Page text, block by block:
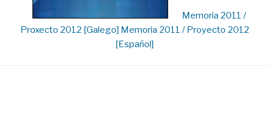
Memoria 2011 /
Proxecto 2012 [Galego] Memoria 2011 / Proyecto 2012
[Español]